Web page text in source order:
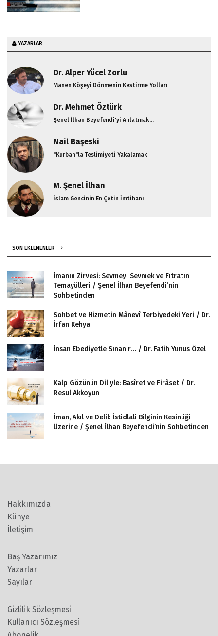
YAZARLAR
Dr. Alper Yücel Zorlu
Manen Köşeyi Dönmenin Kestirme Yolları
Dr. Mehmet Öztürk
Şenel İlhan Beyefendi'yi Anlatmak...
Nail Başeski
"Kurban"la Teslimiyeti Yakalamak
M. Şenel İlhan
İslam Gencinin En Çetin İmtihanı
SON EKLENENLER
İmanın Zirvesi: Sevmeyi Sevmek ve Fıtratın
Temayülleri / Şenel İlhan Beyefendi’nin
Sohbetinden
Sohbet ve Hizmetin Mânevî Terbiyedeki Yeri / Dr.
İrfan Kehya
İnsan Ebediyetle Sınanır… / Dr. Fatih Yunus Özel
Kalp Gözünün Diliyle: Basîret ve Firâset / Dr.
Resul Akkoyun
İman, Akıl ve Delil: İstidlali Bilginin Kesinliği
Üzerine / Şenel İlhan Beyefendi’nin Sohbetinden
Hakkımızda
Künye
İletişim
Baş Yazarımız
Yazarlar
Sayılar
Gizlilik Sözleşmesi
Kullanıcı Sözleşmesi